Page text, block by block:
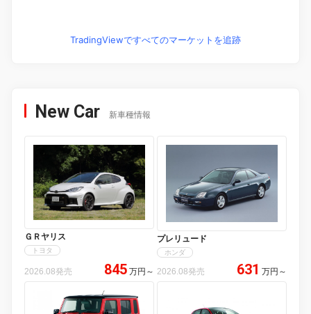
TradingViewですべてのマーケットを追跡
New Car 新車種情報
ＧＲヤリス
トヨタ
2026.08発売 845 万円 ～
プレリュード
ホンダ
2026.08発売 631 万円 ～